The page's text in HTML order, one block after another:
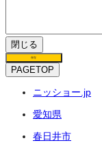
閉じる
保存
PAGETOP
ニッショー.jp
愛知県
春日井市